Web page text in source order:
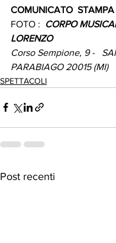
COMUNICATO  STAMPA
FOTO :
CORPO
LORENZO
Corso Sempione, 9 -
PARABIAGO 20015 (MI)
SPETTACOLI
Post recenti